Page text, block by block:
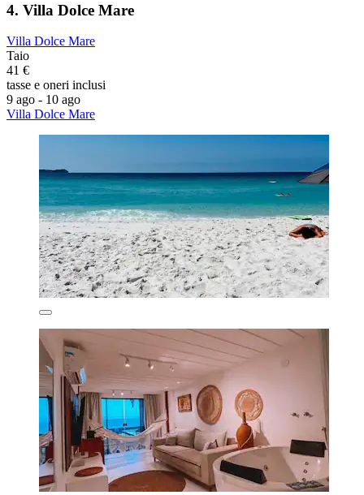
4. Villa Dolce Mare
Villa Dolce Mare
Taio
41 €
tasse e oneri inclusi
9 ago - 10 ago
Villa Dolce Mare